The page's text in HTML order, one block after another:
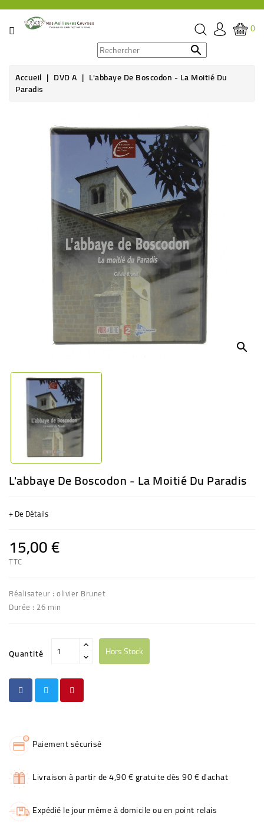
CATÉGORIE
ÉPICERIE
CULTUREL
0

Accueil DVD A L'abbaye De Boscodon - La Moitié Du
Paradis
search
L'abbaye De Boscodon - La Moitié Du Paradis
+ De Détails
15,00 €
TTC
Réalisateur : olivier Brunet
Durée : 26 min
Quantité Hors Stock
Paiement sécurisé
Livraison à partir de 4,90 € gratuite dès 90 € d'achat
Expédié le jour même à domicile ou en point relais